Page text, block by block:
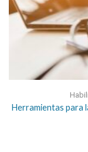
Herramientas para